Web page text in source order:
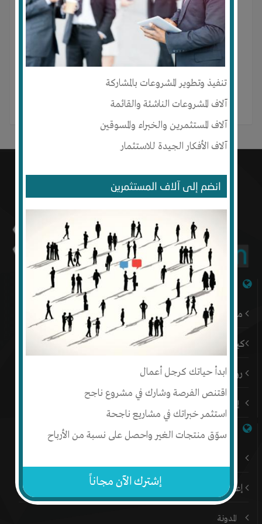
تنفيذ وتطوير المشروعات بالمشاركة
آلاف المشروعات الناشئة والقائمة
آلاف المستثمرين والخبراء والمسوقين
آلاف الأفكار الجيدة للاستثمار
انضم إلى آلاف المستثمرين
ابدأ حياتك كرجل أعمال
اقتنص الفرصة وشارك في مشروع ناجح
استثمر خبراتك في مشاريع ناجحة
سوّق منتجات الغير واحصل على نسبة من الأرباح
إشترك الآن مجاناً
Sara Beyahya لم ينشر أي منشور بعد.
شبكة إنتج
من نحن
كيف أبدأ
رؤيتنا
إتصل بنا
إعلن على إنتج
المدونة